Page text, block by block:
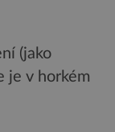
(jako
je v horkém